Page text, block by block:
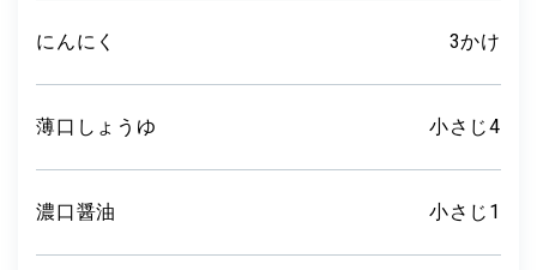
にんにく 3かけ
薄口しょうゆ 小さじ4
濃口醤油 小さじ1